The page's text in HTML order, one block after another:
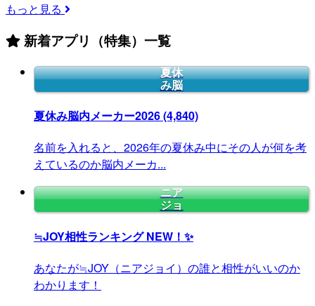
もっと見る
新着アプリ（特集）一覧
夏休
み脳
夏休み脳内メーカー2026(4,840)
名前を入れると、2026年の夏休み中にその人が何を考
えているのか脳内メーカ...
ニア
ジョ
≒JOY相性ランキングNEW！✨
あなたが≒JOY（ニアジョイ）の誰と相性がいいのか
わかります！